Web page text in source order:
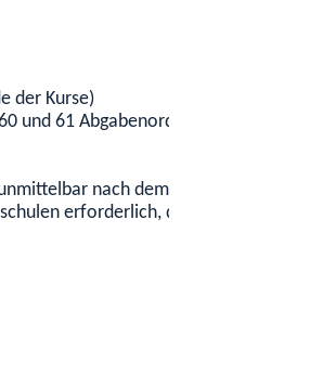
der Kurse)
und 61 Abgabenordnung (AO) (hat die
nach dem jährlichen Stichtag
erforderlich, das Formular liegt